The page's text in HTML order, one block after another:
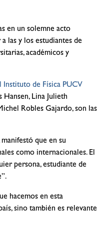
en un solemne acto
las y los estudiantes de
académicos y
de Física PUCV
Hansen, Lina Julieth
Robles Gajardo, son las
que en su
como internacionales. El
persona, estudiante de
hacemos en esta
sino también es relevante